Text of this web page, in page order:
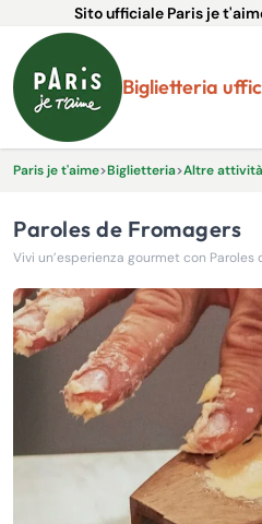
Sito ufficiale Paris je
Biglietteria
Paris je t'aime>Biglietteria>
Paroles de Fromagers